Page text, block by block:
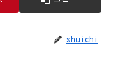
shuichi